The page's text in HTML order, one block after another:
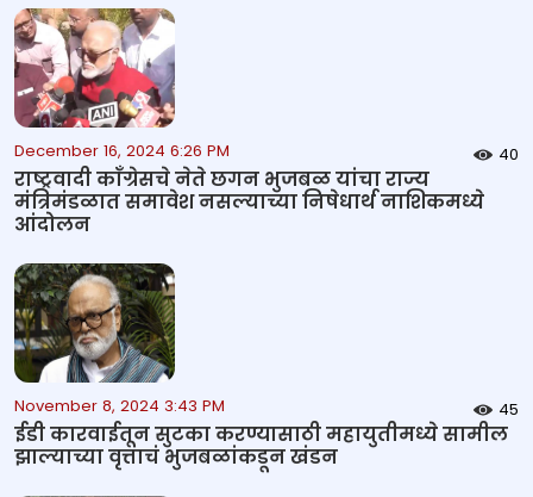
December 16, 2024 6:26 PM 40
राष्ट्रवादी काँग्रेसचे नेते छगन भुजबळ यांचा राज्य
मंत्रिमंडळात समावेश नसल्याच्या निषेधार्थ नाशिकमध्ये
आंदोलन
November 8, 2024 3:43 PM 45
ईडी कारवाईतून सुटका करण्यासाठी महायुतीमध्ये सामील
झाल्याच्या वृत्ताचं भुजबळांकडून खंडन